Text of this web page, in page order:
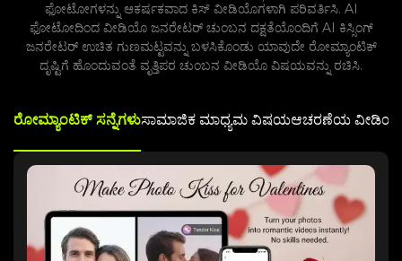
ಫೋಟೋಗಳನ್ನು ಆಕರ್ಷಕವಾದ ಕಿಸ್ ವೀಡಿಯೊಗಳಾಗಿ ಪರಿವರ್ತಿಸಿ. AI
ಫೋಟೋದಿಂದ ವೀಡಿಯೊ ಜನರೇಟರ್ ಚುಂಬನ ದಕ್ಷತೆಯೊಂದಿಗೆ AI ಕಿಸ್ಸಿಂಗ್
ಜನರೇಟರ್ ಉಚಿತ ಗುಣಮಟ್ಟವನ್ನು ಬಳಸಿಕೊಂಡು ಯಾವುದೇ ರೋಮ್ಯಾಂಟಿಕ್
ದೃಷ್ಟಿಗೆ ಹೊಂದುವಂತೆ ವೃತ್ತಿಪರ ಚುಂಬನ ವೀಡಿಯೊ ವಿಷಯವನ್ನು ರಚಿಸಿ.
ರೋಮ್ಯಾಂಟಿಕ್ ಸನ್ನೆಗಳುಸಾಮಾಜಿಕ ಮಾಧ್ಯಮ ವಿಷಯಆಚರಣೆಯ